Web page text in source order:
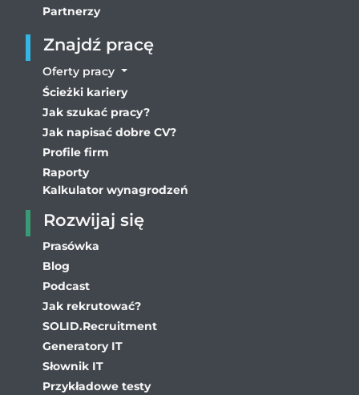
Partnerzy
Znajdź pracę
Oferty pracy
Ścieżki kariery
Jak szukać pracy?
Jak napisać dobre CV?
Profile firm
Raporty
Kalkulator wynagrodzeń
Rozwijaj się
Prasówka
Blog
Podcast
Jak rekrutować?
SOLID.Recruitment
Generatory IT
Słownik IT
Przykładowe testy